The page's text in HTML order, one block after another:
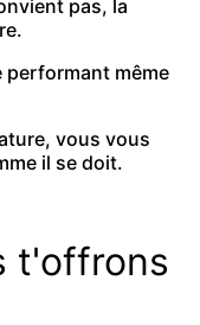
pas, la
performant même
vous vous
il se doit.
t'offrons